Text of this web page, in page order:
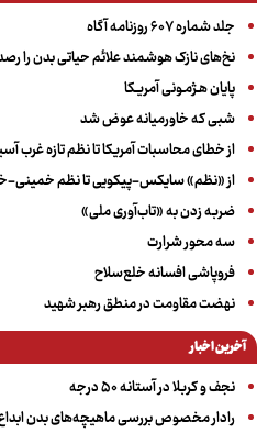
جلد شماره ۶۰۷ روزنامه آگاه
نخ‌های نازک هوشمند علائم حیاتی بدن را
پایان هـژمـونی آمریـکا
شبی که خاورمیانه عوض شد
از خطای محاسبات آمریکا تا نظم تازه غرب
از «نظم» سایکس-پیکویی تا نظم خمینی-
ضربه زدن به «تاب‌آوری ملی»
سه‌ محور شرارت
فروپاشی افسانه خلع‌سلاح
نهضت مقاومت در منطق رهبر شهید
آخرین اخبار
نجف و کربلا در آستانه ۵۰ درجه
رادار مخصوص بررسی ماهیچه‌های بدن